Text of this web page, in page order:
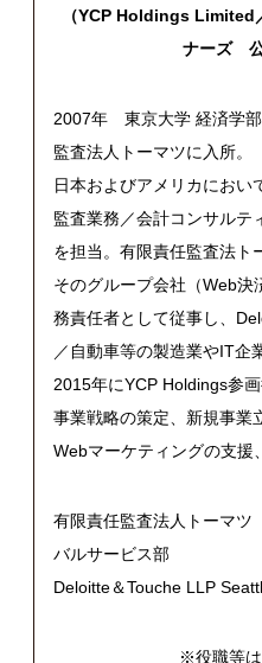
（YCP Holdings Limited
ナーズ 公
2007年 東京大学 経済学
監査法人トーマツに入所。
日本およびアメリカにおい
監査業務／会計コンサルテ
を担当。有限責任監査法ト
そのグループ会社（Web決
務責任者として従事し、
／自動車等の製造業やIT企
2015年にYCP Holdings参
事業戦略の策定、新規事業
Webマーケティングの支援
有限責任監査法人トーマツ
バルサービス部
Deloitte＆Touche LLP
※役職等は